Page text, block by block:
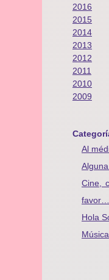
2016
2015
2014
2013
2012
2011
2010
2009
Al
Cine,
favor…
Hola
Música